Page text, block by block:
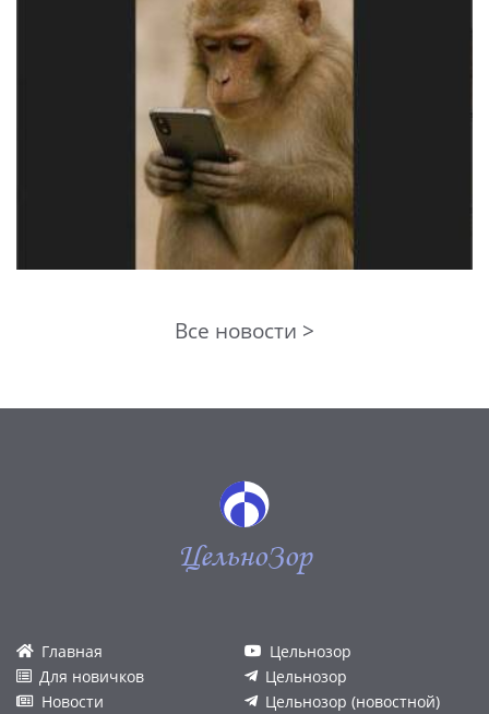
Все новости >
ЦельноЗор
Главная
Для новичков
Новости
Цельнозор
Цельнозор
Цельнозор (новостной)